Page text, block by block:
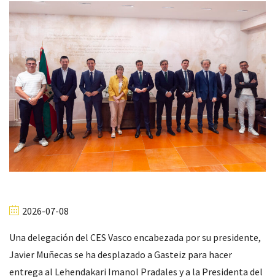
2026-07-08
Una delegación del CES Vasco encabezada por su presidente,
Javier Muñecas se ha desplazado a Gasteiz para hacer
entrega al Lehendakari Imanol Pradales y a la Presidenta del